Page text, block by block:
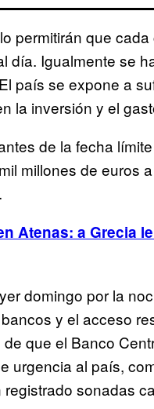
permitirán que
día. Igualmente se
país se expone a
la inversión y el
de la fecha
millones de euros
.
Atenas: a Grecia
domingo por la
y el acceso
que el Banco
urgencia al país,
sonadas